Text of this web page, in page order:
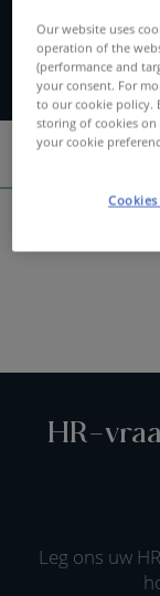
HR-
Leg ons uw
Our website uses
operation of the
(performance and
your consent. For
to our cookie policy.
storing of cookies on
your cookie